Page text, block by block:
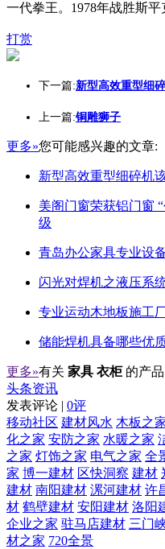
一代拳王。1978年战胜斯
打赏
下一篇:新型高效重型细
上一篇:铜雕狮子
更多»您可能感兴趣的文章:
新型高效重型细碎机
美阁门窗荣获铝门窗
级
青岛办公家具专业设
闪光对焊机之液压系
专业运动木地板施工
储能焊机具备哪些优
更多»有关 家具 衣柜 的产品
头条资讯
发表评论 | 0评
移动社区 建材风水 木板之
化之家 安防之家 水暖之家
之家 灯饰之家 电气之家 全
家 博一建材 区快洞察 建材
建材 南阳建材 漯河建材 许
材 鹤壁建材 安阳建材 洛阳
企业之家 驻马店建材 三门
材之家 720全景